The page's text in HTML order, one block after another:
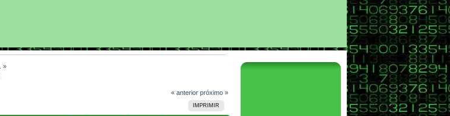
»
« anterior próximo »
IMPRIMIR